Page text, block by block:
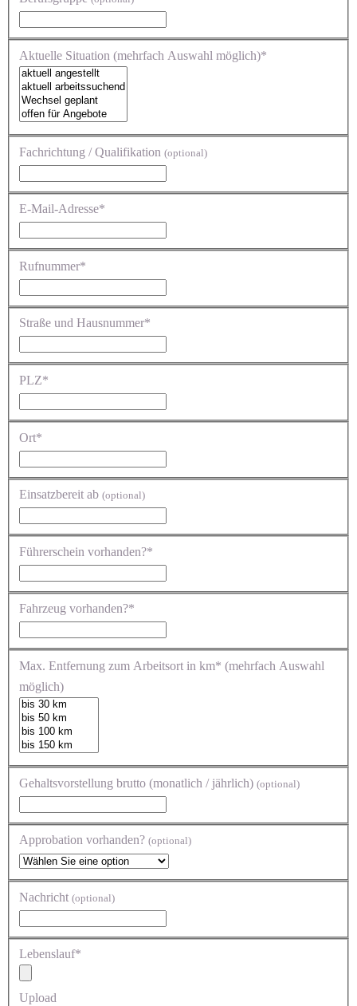
Aktuelle Situation (mehrfach Auswahl möglich)*
Fachrichtung / Qualifikation (optional)
E-Mail-Adresse*
Rufnummer*
Straße und Hausnummer*
PLZ*
Ort*
Einsatzbereit ab (optional)
Führerschein vorhanden?*
Fahrzeug vorhanden?*
Max. Entfernung zum Arbeitsort in km* (mehrfach Auswahl
möglich)
Gehaltsvorstellung brutto (monatlich / jährlich) (optional)
Approbation vorhanden? (optional)
Nachricht (optional)
Lebenslauf*
Upload